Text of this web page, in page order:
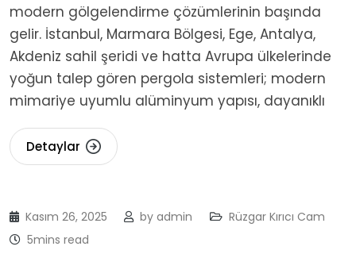
modern gölgelendirme çözümlerinin başında
gelir. İstanbul, Marmara Bölgesi, Ege, Antalya,
Akdeniz sahil şeridi ve hatta Avrupa ülkelerinde
yoğun talep gören pergola sistemleri; modern
mimariye uyumlu alüminyum yapısı, dayanıklı
Detaylar
Kasım 26, 2025 by admin
Rüzgar Kırıcı Cam
5mins read